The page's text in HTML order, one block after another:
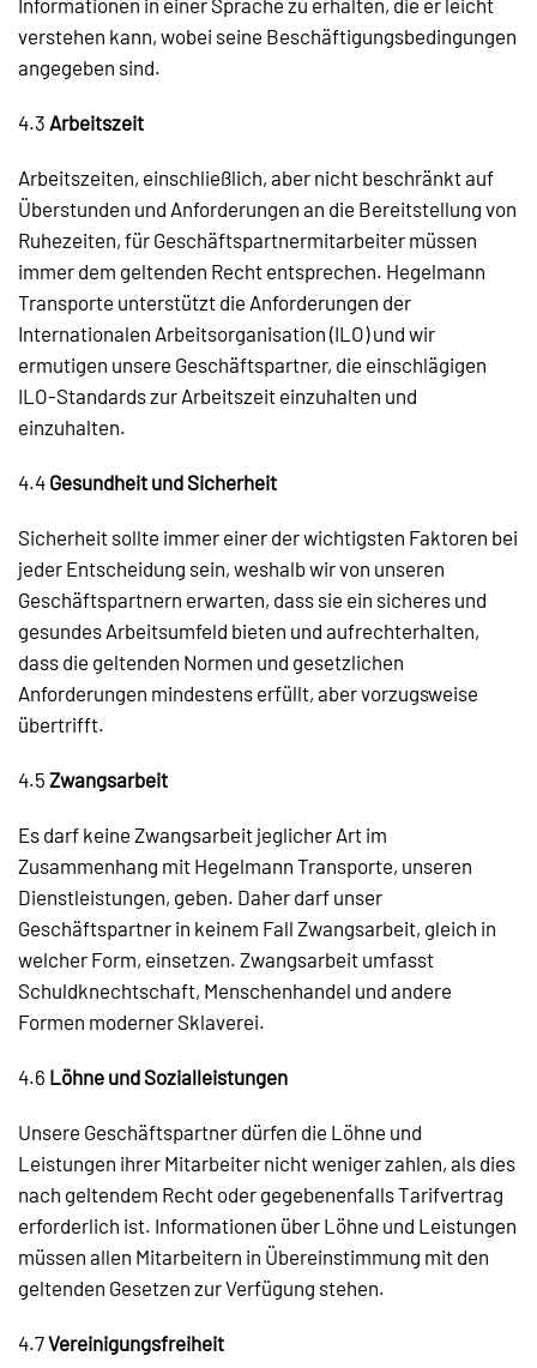
Informationen in einer Sprache zu erhalten, die er leicht
verstehen kann, wobei seine Beschäftigungsbedingungen
angegeben sind.
4.3 Arbeitszeit
Arbeitszeiten, einschließlich, aber nicht beschränkt auf
Überstunden und Anforderungen an die Bereitstellung von
Ruhezeiten, für Geschäftspartnermitarbeiter müssen
immer dem geltenden Recht entsprechen. Hegelmann
Transporte unterstützt die Anforderungen der
Internationalen Arbeitsorganisation (ILO) und wir
ermutigen unsere Geschäftspartner, die einschlägigen
ILO-Standards zur Arbeitszeit einzuhalten und
einzuhalten.
4.4 Gesundheit und Sicherheit
Sicherheit sollte immer einer der wichtigsten Faktoren bei
jeder Entscheidung sein, weshalb wir von unseren
Geschäftspartnern erwarten, dass sie ein sicheres und
gesundes Arbeitsumfeld bieten und aufrechterhalten,
dass die geltenden Normen und gesetzlichen
Anforderungen mindestens erfüllt, aber vorzugsweise
übertrifft.
4.5 Zwangsarbeit
Es darf keine Zwangsarbeit jeglicher Art im
Zusammenhang mit Hegelmann Transporte, unseren
Dienstleistungen, geben. Daher darf unser
Geschäftspartner in keinem Fall Zwangsarbeit, gleich in
welcher Form, einsetzen. Zwangsarbeit umfasst
Schuldknechtschaft, Menschenhandel und andere
Formen moderner Sklaverei.
4.6 Löhne und Sozialleistungen
Unsere Geschäftspartner dürfen die Löhne und
Leistungen ihrer Mitarbeiter nicht weniger zahlen, als dies
nach geltendem Recht oder gegebenenfalls Tarifvertrag
erforderlich ist. Informationen über Löhne und Leistungen
müssen allen Mitarbeitern in Übereinstimmung mit den
geltenden Gesetzen zur Verfügung stehen.
4.7Vereinigungsfreiheit